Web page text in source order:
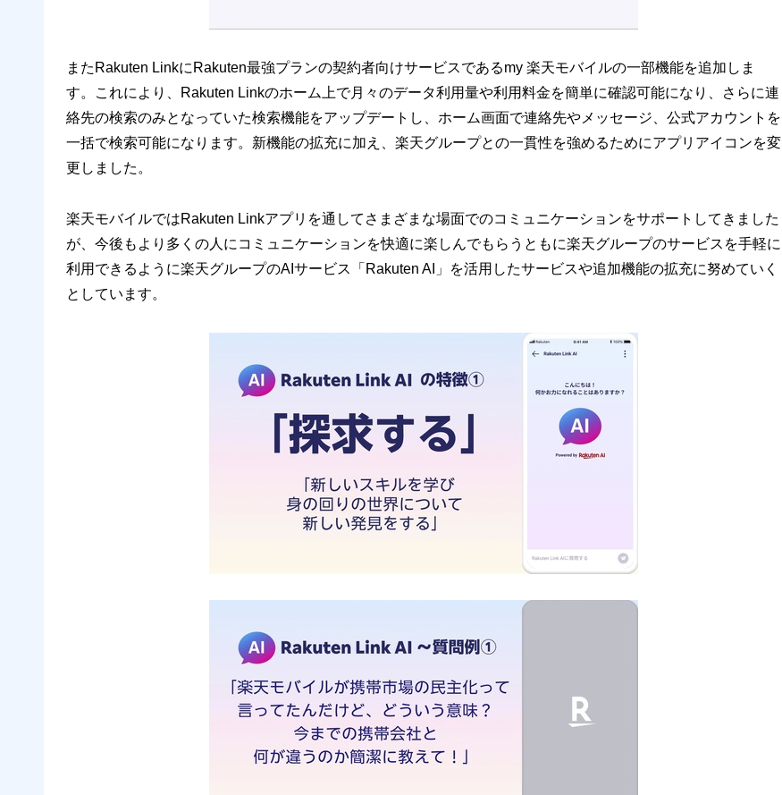
またRakuten LinkにRakuten最強プランの契約者向けサービスであるmy 楽天モバイルの一部機能を追加しま
す。これにより、Rakuten Linkのホーム上で月々のデータ利用量や利用料金を簡単に確認可能になり、さらに連
絡先の検索のみとなっていた検索機能をアップデートし、ホーム画面で連絡先やメッセージ、公式アカウントを
一括で検索可能になります。新機能の拡充に加え、楽天グループとの一貫性を強めるためにアプリアイコンを変
更しました。
楽天モバイルではRakuten Linkアプリを通してさまざまな場面でのコミュニケーションをサポートしてきました
が、今後もより多くの人にコミュニケーションを快適に楽しんでもらうともに楽天グループのサービスを手軽に
利用できるように楽天グループのAIサービス「Rakuten AI」を活用したサービスや追加機能の拡充に努めていく
としています。